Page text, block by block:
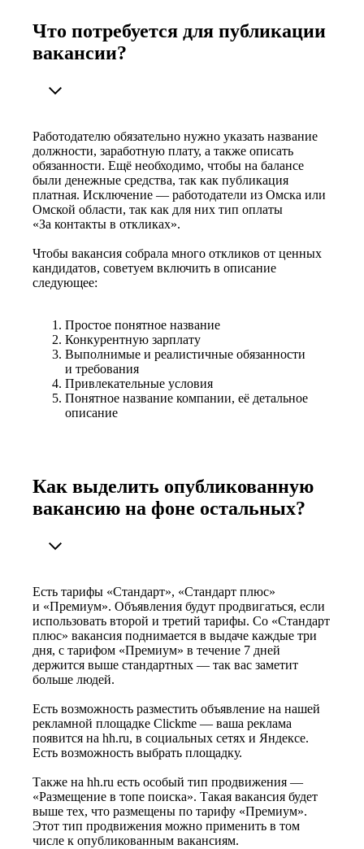
Что потребуется для публикации
вакансии?
Работодателю обязательно нужно указать название
должности, заработную плату, а также описать
обязанности. Ещё необходимо, чтобы на балансе
были денежные средства, так как публикация
платная. Исключение — работодатели из Омска или
Омской области, так как для них тип оплаты
«За контакты в откликах».
Чтобы вакансия собрала много откликов от ценных
кандидатов, советуем включить в описание
следующее:
Простое понятное название
Конкурентную зарплату
Выполнимые и реалистичные обязанности
и требования
Привлекательные условия
Понятное название компании, её детальное
описание
Как выделить опубликованную
вакансию на фоне остальных?
Есть тарифы «Стандарт», «Стандарт плюс»
и «Премиум». Объявления будут продвигаться, если
использовать второй и третий тарифы. Со «Стандарт
плюс» вакансия поднимается в выдаче каждые три
дня, с тарифом «Премиум» в течение 7 дней
держится выше стандартных — так вас заметит
больше людей.
Есть возможность разместить объявление на нашей
рекламной площадке Clickme — ваша реклама
появится на hh.ru, в социальных сетях и Яндексе.
Есть возможность выбрать площадку.
Также на hh.ru есть особый тип продвижения —
«Размещение в топе поиска». Такая вакансия будет
выше тех, что размещены по тарифу «Премиум».
Этот тип продвижения можно применить в том
числе к опубликованным вакансиям.